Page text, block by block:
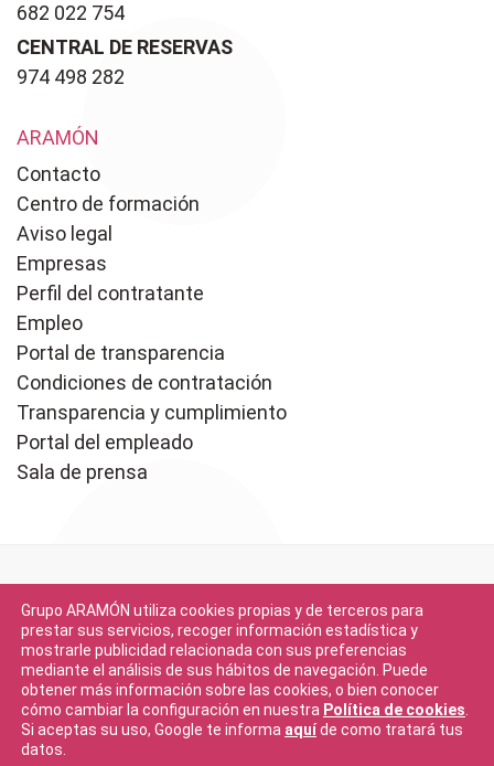
682 022 754
CENTRAL DE RESERVAS
974 498 282
ARAMÓN
Contacto
Centro de formación
Aviso legal
Empresas
Perfil del contratante
Empleo
Portal de transparencia
Condiciones de contratación
Transparencia y cumplimiento
Portal del empleado
Sala de prensa
Descargar en
App Store
Grupo ARAMÓN utiliza cookies propias y de terceros para
prestar sus servicios, recoger información estadística y
mostrarle publicidad relacionada con sus preferencias
mediante el análisis de sus hábitos de navegación. Puede
obtener más información sobre las cookies, o bien conocer
cómo cambiar la configuración en nuestra Política de cookies
Si aceptas su uso, Google te informa aquíde como tratará tus
datos.